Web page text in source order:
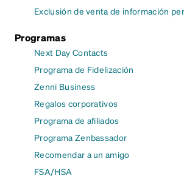
Exclusión de venta de información
Programas
Next Day Contacts
Programa de Fidelización
Zenni Business
Regalos corporativos
Programa de afiliados
Programa Zenbassador
Recomendar a un amigo
FSA/HSA